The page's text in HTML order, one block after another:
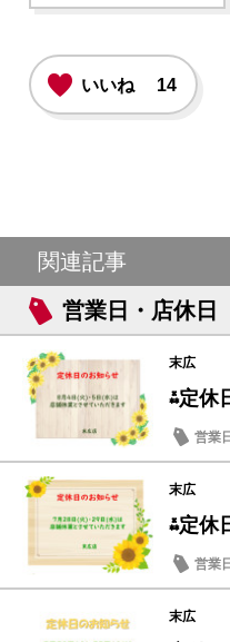
いいね 14
関連記事
営業日・店休日
末広
⁂定休
営業
末広
⁂定休
営業
末広